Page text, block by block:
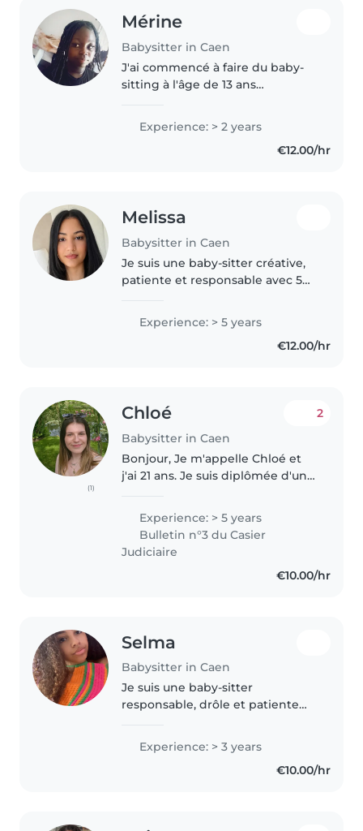
Mérine
Babysitter in Caen
J'ai commencé à faire du baby-
sitting à l'âge de 13 ans
les enfants de mes tantes, des
frères et sœurs, de mes amis et
Experience: > 2 years
€12.00/hr
Melissa
Babysitter in Caen
Je suis une baby-sitter créative,
patiente et responsable avec 5
d'enfants. Je parle anglais,
espagnol, français et portugais.
Experience: > 5 years
€12.00/hr
(1)
Chloé
Babysitter in Caen
2
Bonjour, Je m'appelle Chloé et
j'ai 21 ans. Je suis diplômée d'une
civique pour lutter contre
l'isolement des personnes..
Experience: > 5 years
Bulletin n°3 du Casier
Judiciaire
€10.00/hr
Selma
Babysitter in Caen
Je suis une baby-sitter
responsable, drôle et patiente
garde d'enfants (de ma famille),
spécialisée dans les tout-petits,
les enfants d'âge préscolaire et..
Experience: > 3 years
€10.00/hr